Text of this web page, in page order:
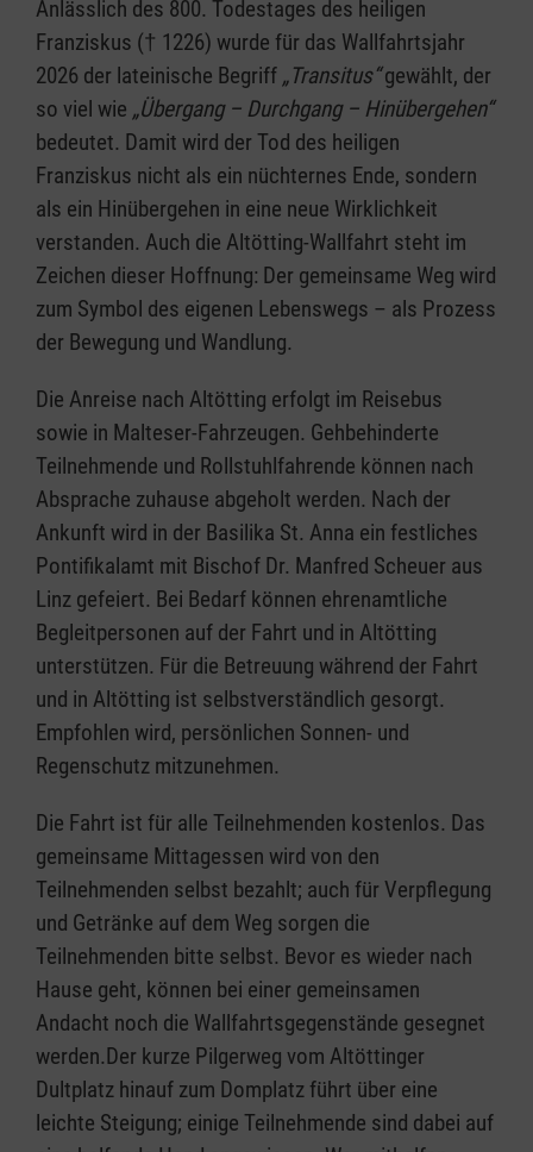
Anlässlich des 800. Todestages des heiligen
Franziskus († 1226) wurde für das Wallfahrtsjahr
2026 der lateinische Begriff „Transitus“gewählt, der
so viel wie „Übergang – Durchgang – Hinübergehen“
bedeutet. Damit wird der Tod des heiligen
Franziskus nicht als ein nüchternes Ende, sondern
als ein Hinübergehen in eine neue Wirklichkeit
verstanden. Auch die Altötting-Wallfahrt steht im
Zeichen dieser Hoffnung: Der gemeinsame Weg wird
zum Symbol des eigenen Lebenswegs – als Prozess
der Bewegung und Wandlung.
Die Anreise nach Altötting erfolgt im Reisebus
sowie in Malteser-Fahrzeugen. Gehbehinderte
Teilnehmende und Rollstuhlfahrende können nach
Absprache zuhause abgeholt werden. Nach der
Ankunft wird in der Basilika St. Anna ein festliches
Pontifikalamt mit Bischof Dr. Manfred Scheuer aus
Linz gefeiert. Bei Bedarf können ehrenamtliche
Begleitpersonen auf der Fahrt und in Altötting
unterstützen. Für die Betreuung während der Fahrt
und in Altötting ist selbstverständlich gesorgt.
Empfohlen wird, persönlichen Sonnen- und
Regenschutz mitzunehmen.
Die Fahrt ist für alle Teilnehmenden kostenlos. Das
gemeinsame Mittagessen wird von den
Teilnehmenden selbst bezahlt; auch für Verpflegung
und Getränke auf dem Weg sorgen die
Teilnehmenden bitte selbst. Bevor es wieder nach
Hause geht, können bei einer gemeinsamen
Andacht noch die Wallfahrtsgegenstände gesegnet
werden.Der kurze Pilgerweg vom Altöttinger
Dultplatz hinauf zum Domplatz führt über eine
leichte Steigung; einige Teilnehmende sind dabei auf